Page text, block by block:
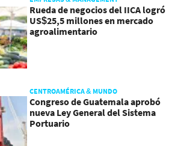
Rueda de negocios del IICA logró
US$25,5 millones en mercado
agroalimentario
CENTROAMÉRICA & MUNDO
Congreso de Guatemala aprobó
nueva Ley General del Sistema
Portuario